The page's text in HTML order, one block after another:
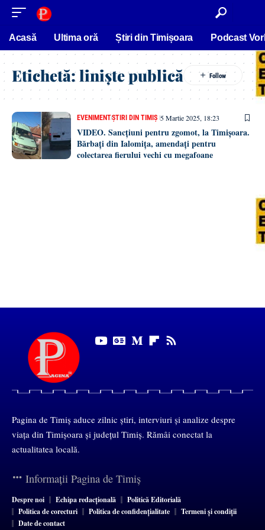
conținut
Acasă Ultima oră Știri din Timișoara Podcast
Etichetă:liniște publică
EVENIMENTȘTIRI DIN TIMIȘ 5 Martie 2025, 18:23
VIDEO. Sancțiuni pentru zgomot, la Timișoara.
Bărbați din Ialomița, amendați pentru
colectarea fierului vechi cu megafoane
Pagina de Timiș aduce zilnic știri, interviuri și analize despre
viața din Timișoara și județul Timiș. Rămâi conectat la
actualitatea locală.
Informații Pagina de Timiș
Despre noi Echipa redacțională
Politică Editorială
Politica de corecturi
Politica de confidențialitate
Termeni și condiții
Date de contact